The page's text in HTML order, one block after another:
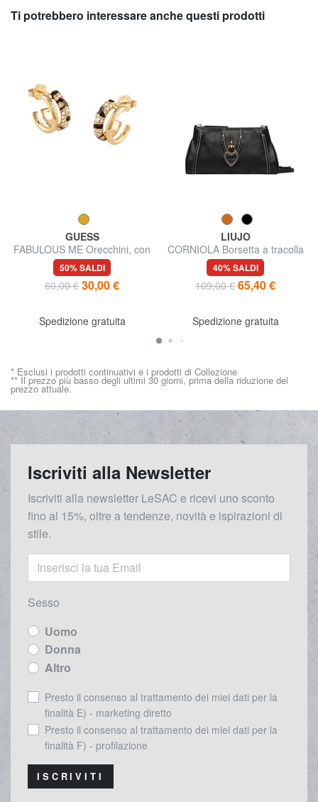
Ti potrebbero interessare anche questi prodotti
GUESS
FABULOUS ME Orecchini, con
incisione Guess
50% SALDI
60,00 € 30,00 €
Spedizione gratuita
LIUJO
CORNIOLA Borsetta a tracolla
40% SALDI
109,00 € 65,40 €
Spedizione gratuita
* Esclusi i prodotti continuativi e i prodotti di Collezione
** Il prezzo più basso degli ultimi 30 giorni, prima della riduzione del
prezzo attuale.
Iscriviti alla Newsletter
Iscriviti alla newsletter LeSAC e ricevi uno sconto
fino al 15%, oltre a tendenze, novità e ispirazioni di
stile.
Sesso
Uomo
Donna
Altro
Presto il consenso al trattamento dei miei dati per la
finalità E) - marketing diretto
Presto il consenso al trattamento dei miei dati per la
finalità F) - profilazione
ISCRIVITI